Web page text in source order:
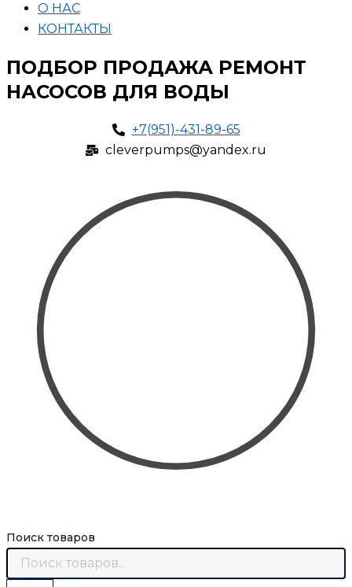
О НАС
КОНТАКТЫ
ПОДБОР ПРОДАЖА РЕМОНТ
НАСОСОВ ДЛЯ ВОДЫ
+7(951)-431-89-65
cleverpumps@yandex.ru
Поиск товаров